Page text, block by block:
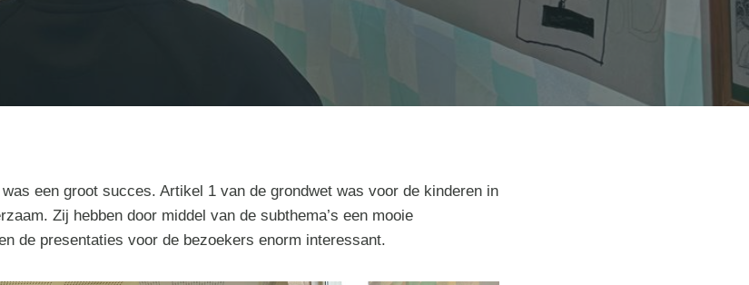
een groot succes. Artikel 1 van de grondwet was voor de kinderen in
Zij hebben door middel van de subthema’s een mooie
de presentaties voor de bezoekers enorm interessant.